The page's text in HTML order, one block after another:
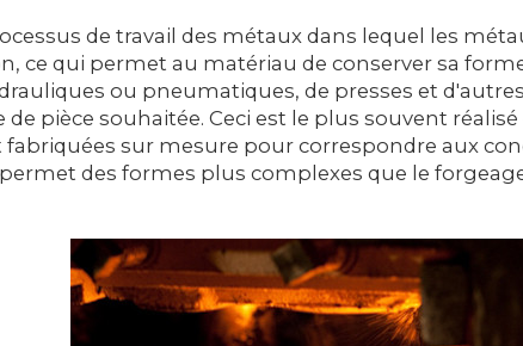
de travail des métaux dans lequel les
ce qui permet au matériau de conserver sa
ou pneumatiques, de presses et
pièce souhaitée. Ceci est le plus souvent
sur mesure pour correspondre aux
des formes plus complexes que le